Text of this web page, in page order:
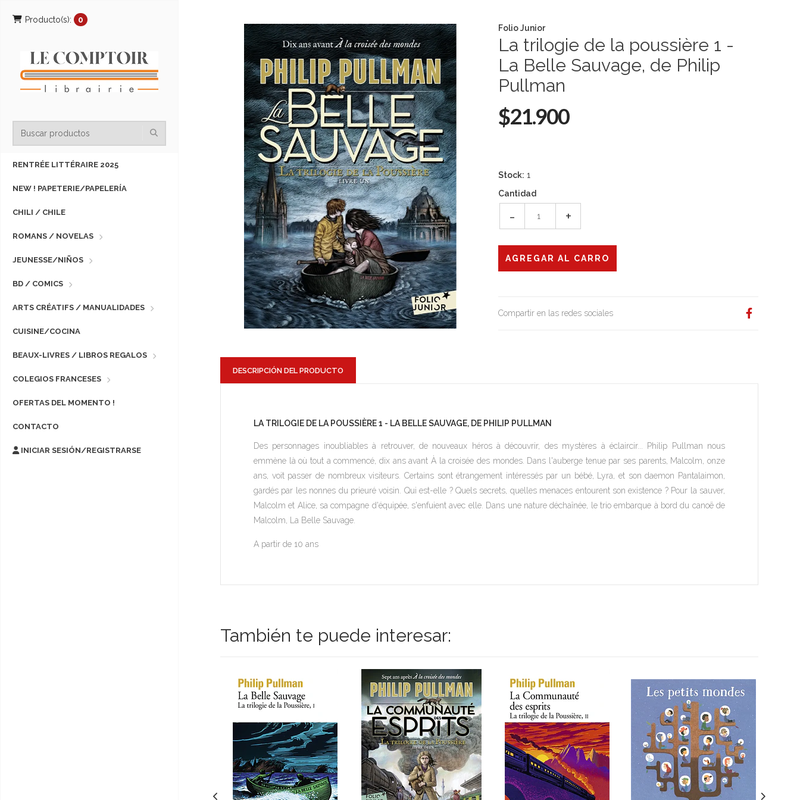
Producto(s): 0
RENTRÉE LITTÉRAIRE 2025
NEW ! PAPETERIE/PAPELERÍA
CHILI / CHILE
ROMANS / NOVELAS
JEUNESSE/NIÑOS
BD / COMICS
ARTS CRÉATIFS / MANUALIDADES
CUISINE/COCINA
BEAUX-LIVRES / LIBROS REGALOS
COLEGIOS FRANCESES
OFERTAS DEL MOMENTO !
CONTACTO
INICIAR SESIÓN/REGISTRARSE
Folio Junior
La trilogie de la poussière 1 -
La Belle Sauvage, de Philip
Pullman
$21.900
Stock: 1
Cantidad
- +
Compartir en las redes sociales
DESCRIPCIÓN DEL PRODUCTO
LA TRILOGIE DE LA POUSSIÈRE 1 - LA BELLE SAUVAGE, DE PHILIP PULLMAN
Des personnages inoubliables à retrouver, de nouveaux héros à découvrir, des mystères à éclaircir... Philip Pullman nous
emmène là où tout a commencé, dix ans avant À la croisée des mondes. Dans l'auberge tenue par ses parents, Malcolm, onze
ans, voit passer de nombreux visiteurs. Certains sont étrangement intéressés par un bébé, Lyra, et son daemon Pantalaimon,
gardés par les nonnes du prieuré voisin. Qui est-elle ? Quels secrets, quelles menaces entourent son existence ? Pour la sauver,
Malcolm et Alice, sa compagne d'équipée, s'enfuient avec elle. Dans une nature déchaînée, le trio embarque à bord du canoë de
Malcolm,
La Belle Sauvage.
A partir de 10 ans
También te puede interesar: